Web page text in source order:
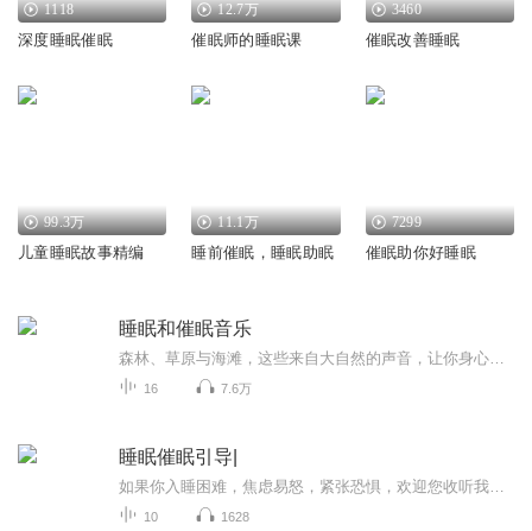
1118
深度睡眠催眠
12.7万
催眠师的睡眠课
3460
催眠改善睡眠
99.3万
儿童睡眠故事精编
11.1万
睡前催眠，睡眠助眠
7299
催眠助你好睡眠
睡眠和催眠音乐
16 7.6万
睡眠催眠引导|
10 1628